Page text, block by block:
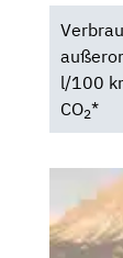
l/100
CO2*